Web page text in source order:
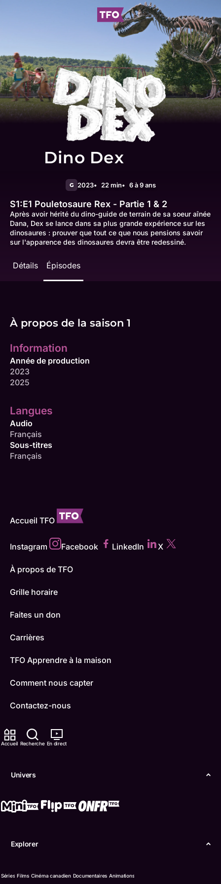
Accueil Recherche En direct
Univers
Explorer
Séries Films Cinéma canadien Documentaires Animations
Dino Dex
G 2023 22 min 6 à 9 ans
S1:E1 Pouletosaure Rex - Partie 1 & 2
Après avoir hérité du dino-guide de terrain de sa soeur aînée
Dana, Dex se lance dans sa plus grande expérience sur les
dinosaures : prouver que tout ce que nous pensions savoir
sur l'apparence des dinosaures devra être redessiné.
Détails Épisodes
À propos de la saison 1
Information
Année de production
2023
2025
Langues
Audio
Français
Sous-titres
Français
Accueil TFO
Instagram Facebook LinkedIn X
À propos de TFO
Grille horaire
Faites un don
Carrières
TFO Apprendre à la maison
Comment nous capter
Contactez-nous
ONFR
Boukili
Confidentialité
langue française de l’Ontario (TFO) - 2026